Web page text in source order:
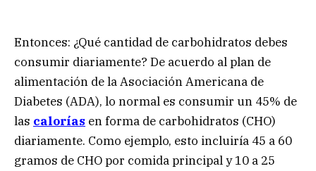
Entonces: ¿Qué cantidad de carbohidratos debes
consumir diariamente? De acuerdo al plan de
alimentación de la Asociación Americana de
Diabetes (ADA), lo normal es consumir un 45% de
las calorías en forma de carbohidratos (CHO)
diariamente. Como ejemplo, esto incluiría 45 a 60
gramos de CHO por comida principal y 10 a 25